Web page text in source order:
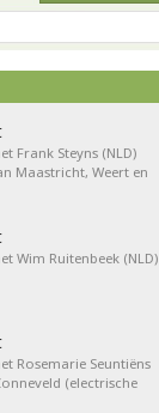
Frank Steyns (NLD)
Maastricht, Weert en
Wim Ruitenbeek (NLD)
Rosemarie Seuntiëns
(electrische